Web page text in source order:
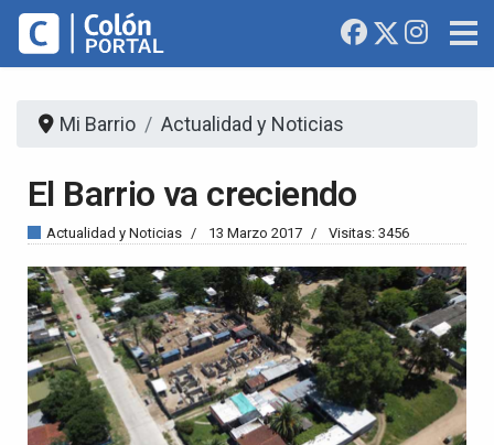
Mi Barrio Actualidad y Noticias
El Barrio va creciendo
Actualidad y Noticias 13 Marzo 2017 Visitas: 3456